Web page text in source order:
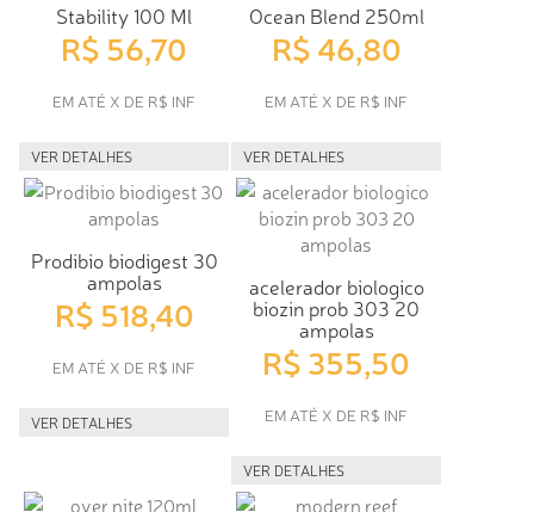
Stability 100 Ml
R$ 56,70
EM ATÉ X DE R$ INF
VER DETALHES
Ocean Blend 250ml
R$ 46,80
EM ATÉ X DE R$ INF
VER DETALHES
Prodibio biodigest 30
ampolas
R$ 518,40
EM ATÉ X DE R$ INF
VER DETALHES
acelerador biologico
biozin prob 303 20
ampolas
R$ 355,50
EM ATÉ X DE R$ INF
VER DETALHES